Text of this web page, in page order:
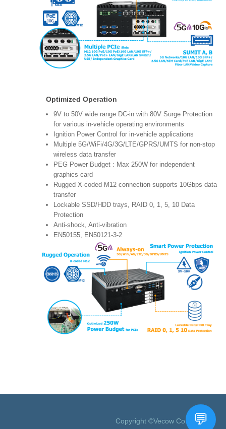
Optimized Operation
9V to 50V wide range DC-in with 80V Surge Protection
for various in-vehicle operating environments
Ignition Power Control for in-vehicle applications
Multiple 5G/WiFi/4G/3G/LTE/GPRS/UMTS for non-stop
wireless data transfer
PEG Power Budget : Max 250W for independent
graphics card
Rugged X-coded M12 connection supports 10Gbps data
transfer
Lockable SSD/HDD trays, RAID 0, 1, 5, 10 Data
Protection
Anti-shock, Anti-vibration
EN50155, EN50121-3-2
Copyright ©Vecow Co., Ltd.